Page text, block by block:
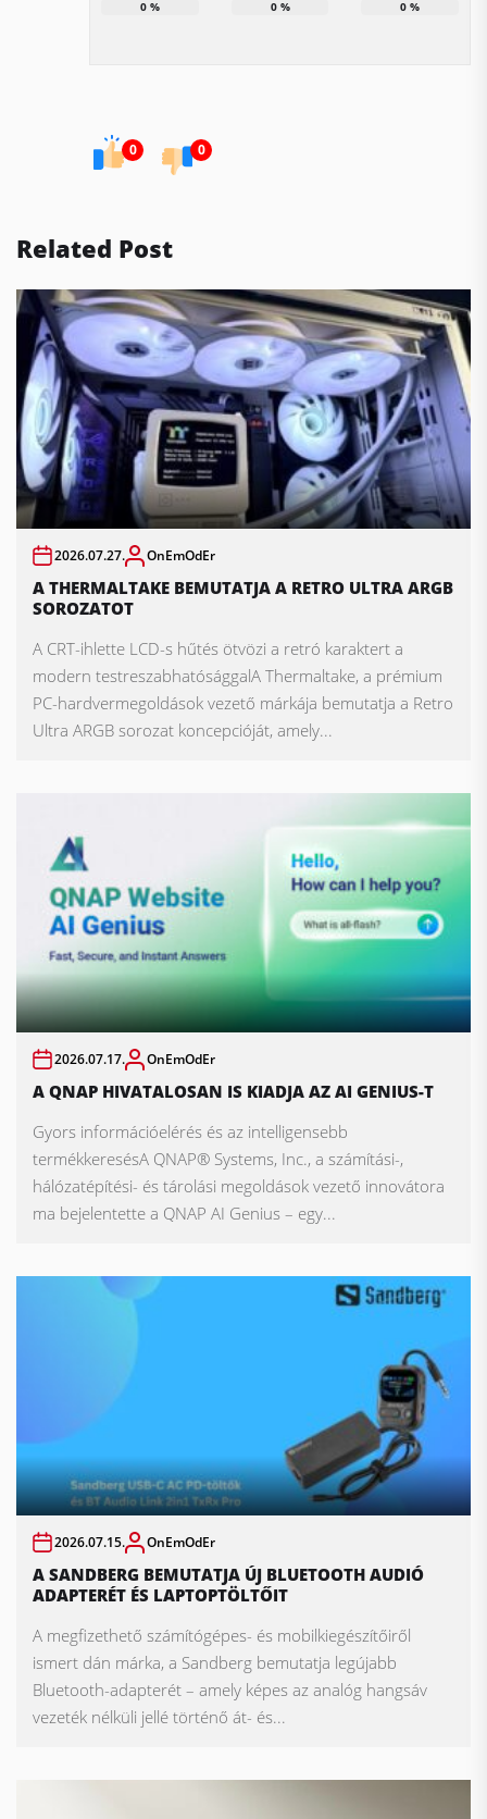
0% 0% 0 %
0 0
Related Post
2026.07.27. OnEmOdEr
A THERMALTAKE BEMUTATJA A RETRO ULTRA ARGB
SOROZATOT
A CRT-ihlette LCD-s hűtés ötvözi a retró karaktert a
modern testreszabhatósággalA Thermaltake, a prémium
PC-hardvermegoldások vezető márkája bemutatja a Retro
Ultra ARGB sorozat koncepcióját, amely...
2026.07.17. OnEmOdEr
A QNAP HIVATALOSAN IS KIADJA AZ AI GENIUS-T
Gyors információelérés és az intelligensebb
termékkeresésA QNAP® Systems, Inc., a számítási-,
hálózatépítési- és tárolási megoldások vezető innovátora
ma bejelentette a QNAP AI Genius – egy...
2026.07.15. OnEmOdEr
A SANDBERG BEMUTATJA ÚJ BLUETOOTH AUDIÓ
ADAPTERÉT ÉS LAPTOPTÖLTŐIT
A megfizethető számítógépes- és mobilkiegészítőiről
ismert dán márka, a Sandberg bemutatja legújabb
Bluetooth-adapterét – amely képes az analóg hangsáv
vezeték nélküli jellé történő át- és...